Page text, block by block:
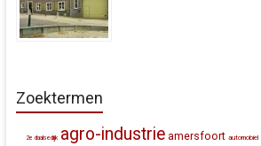
Zoektermen
2e daalsedijk agro-industrie amersfoort automobiel